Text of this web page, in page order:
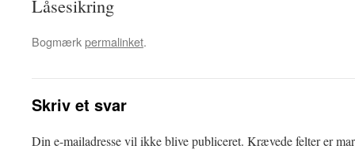
Låsesikring
Bogmærkpermalinket.
Skriv et svar
Din e-mailadresse vil ikke blive publiceret. Krævede felter er